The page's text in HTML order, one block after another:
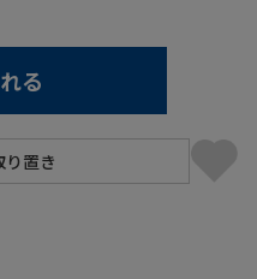
る